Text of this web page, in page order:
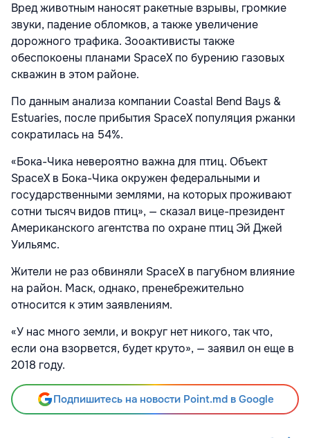
Вред животным наносят ракетные взрывы, громкие
звуки, падение обломков, а также увеличение
дорожного трафика. Зооактивисты также
обеспокоены планами SpaceX по бурению газовых
скважин в этом районе.
По данным анализа компании Coastal Bend Bays &
Estuaries, после прибытия SpaceX популяция ржанки
сократилась на 54%.
«Бока-Чика невероятно важна для птиц. Объект
SpaceX в Бока-Чика окружен федеральными и
государственными землями, на которых проживают
сотни тысяч видов птиц», — сказал вице-президент
Американского агентства по охране птиц Эй Джей
Уильямс.
Жители не раз обвиняли SpaceX в пагубном влияние
на район. Маск, однако, пренебрежительно
относится к этим заявлениям.
«У нас много земли, и вокруг нет никого, так что,
если она взорвется, будет круто», — заявил он еще в
2018 году.
Подпишитесь на новости Point.md в Google